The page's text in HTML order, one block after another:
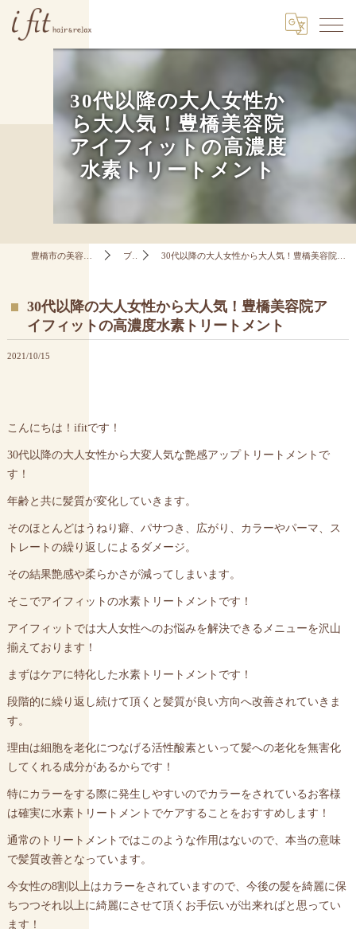
30代以降の大人女性か
ら大人気！豊橋美容院
アイフィットの高濃度
水素トリートメント
豊橋市の美容室はi fit hair&relax ブログ 30代以降の大人女性から大人気！豊橋美容院アイフィットの高濃度水素トリートメント
30代以降の大人女性から大人気！豊橋美容院ア
イフィットの高濃度水素トリートメント
2021/10/15
こんにちは！ifitです！
30代以降の大人女性から大変人気な艶感アップトリートメントで
す！
年齢と共に髪質が変化していきます。
そのほとんどはうねり癖、パサつき、広がり、カラーやパーマ、ス
トレートの繰り返しによるダメージ。
その結果艶感や柔らかさが減ってしまいます。
そこでアイフィットの水素トリートメントです！
アイフィットでは大人女性へのお悩みを解決できるメニューを沢山
揃えております！
まずはケアに特化した水素トリートメントです！
段階的に繰り返し続けて頂くと髪質が良い方向へ改善されていきま
す。
理由は細胞を老化につなげる活性酸素といって髪への老化を無害化
してくれる成分があるからです！
特にカラーをする際に発生しやすいのでカラーをされているお客様
は確実に水素トリートメントでケアすることをおすすめします！
通常のトリートメントではこのような作用はないので、本当の意味
で髪質改善となっています。
今女性の8割以上はカラーをされていますので、今後の髪を綺麗に保
ちつつそれ以上に綺麗にさせて頂くお手伝いが出来ればと思ってい
ます！